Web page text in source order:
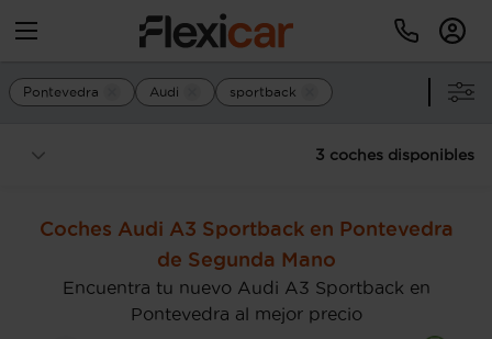
Pontevedra Audi sportback
3 coches disponibles
Coches Audi A3 Sportback en Pontevedra
de Segunda Mano
Encuentra tu nuevo Audi A3 Sportback en
Pontevedra al mejor precio